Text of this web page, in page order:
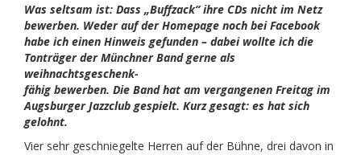
Was seltsam ist: Dass „Buffzack“ ihre CDs nicht im Netz
bewerben. Weder auf der Homepage noch bei Facebook
habe ich einen Hinweis gefunden – dabei wollte ich die
Tonträger der Münchner Band gerne als
weihnachtsgeschenk-
fähig bewerben. Die Band hat am vergangenen Freitag im
Augsburger Jazzclub gespielt. Kurz gesagt: es hat sich
gelohnt.
Vier sehr geschniegelte Herren auf der Bühne, drei davon in